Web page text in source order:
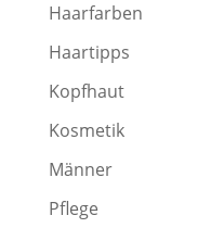
Haarfarben
Haartipps
Kopfhaut
Kosmetik
Männer
Pflege